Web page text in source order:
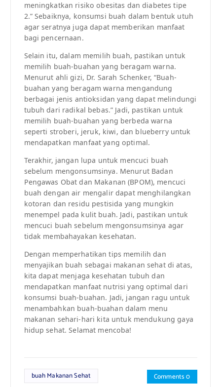
meningkatkan risiko obesitas dan diabetes tipe
2.” Sebaiknya, konsumsi buah dalam bentuk utuh
agar seratnya juga dapat memberikan manfaat
bagi pencernaan.
Selain itu, dalam memilih buah, pastikan untuk
memilih buah-buahan yang beragam warna.
Menurut ahli gizi, Dr. Sarah Schenker, “Buah-
buahan yang beragam warna mengandung
berbagai jenis antioksidan yang dapat melindungi
tubuh dari radikal bebas.” Jadi, pastikan untuk
memilih buah-buahan yang berbeda warna
seperti stroberi, jeruk, kiwi, dan blueberry untuk
mendapatkan manfaat yang optimal.
Terakhir, jangan lupa untuk mencuci buah
sebelum mengonsumsinya. Menurut Badan
Pengawas Obat dan Makanan (BPOM), mencuci
buah dengan air mengalir dapat menghilangkan
kotoran dan residu pestisida yang mungkin
menempel pada kulit buah. Jadi, pastikan untuk
mencuci buah sebelum mengonsumsinya agar
tidak membahayakan kesehatan.
Dengan memperhatikan tips memilih dan
menyajikan buah sebagai makanan sehat di atas,
kita dapat menjaga kesehatan tubuh dan
mendapatkan manfaat nutrisi yang optimal dari
konsumsi buah-buahan. Jadi, jangan ragu untuk
menambahkan buah-buahan dalam menu
makanan sehari-hari kita untuk mendukung gaya
hidup sehat. Selamat mencoba!
buah Makanan Sehat Comments 0